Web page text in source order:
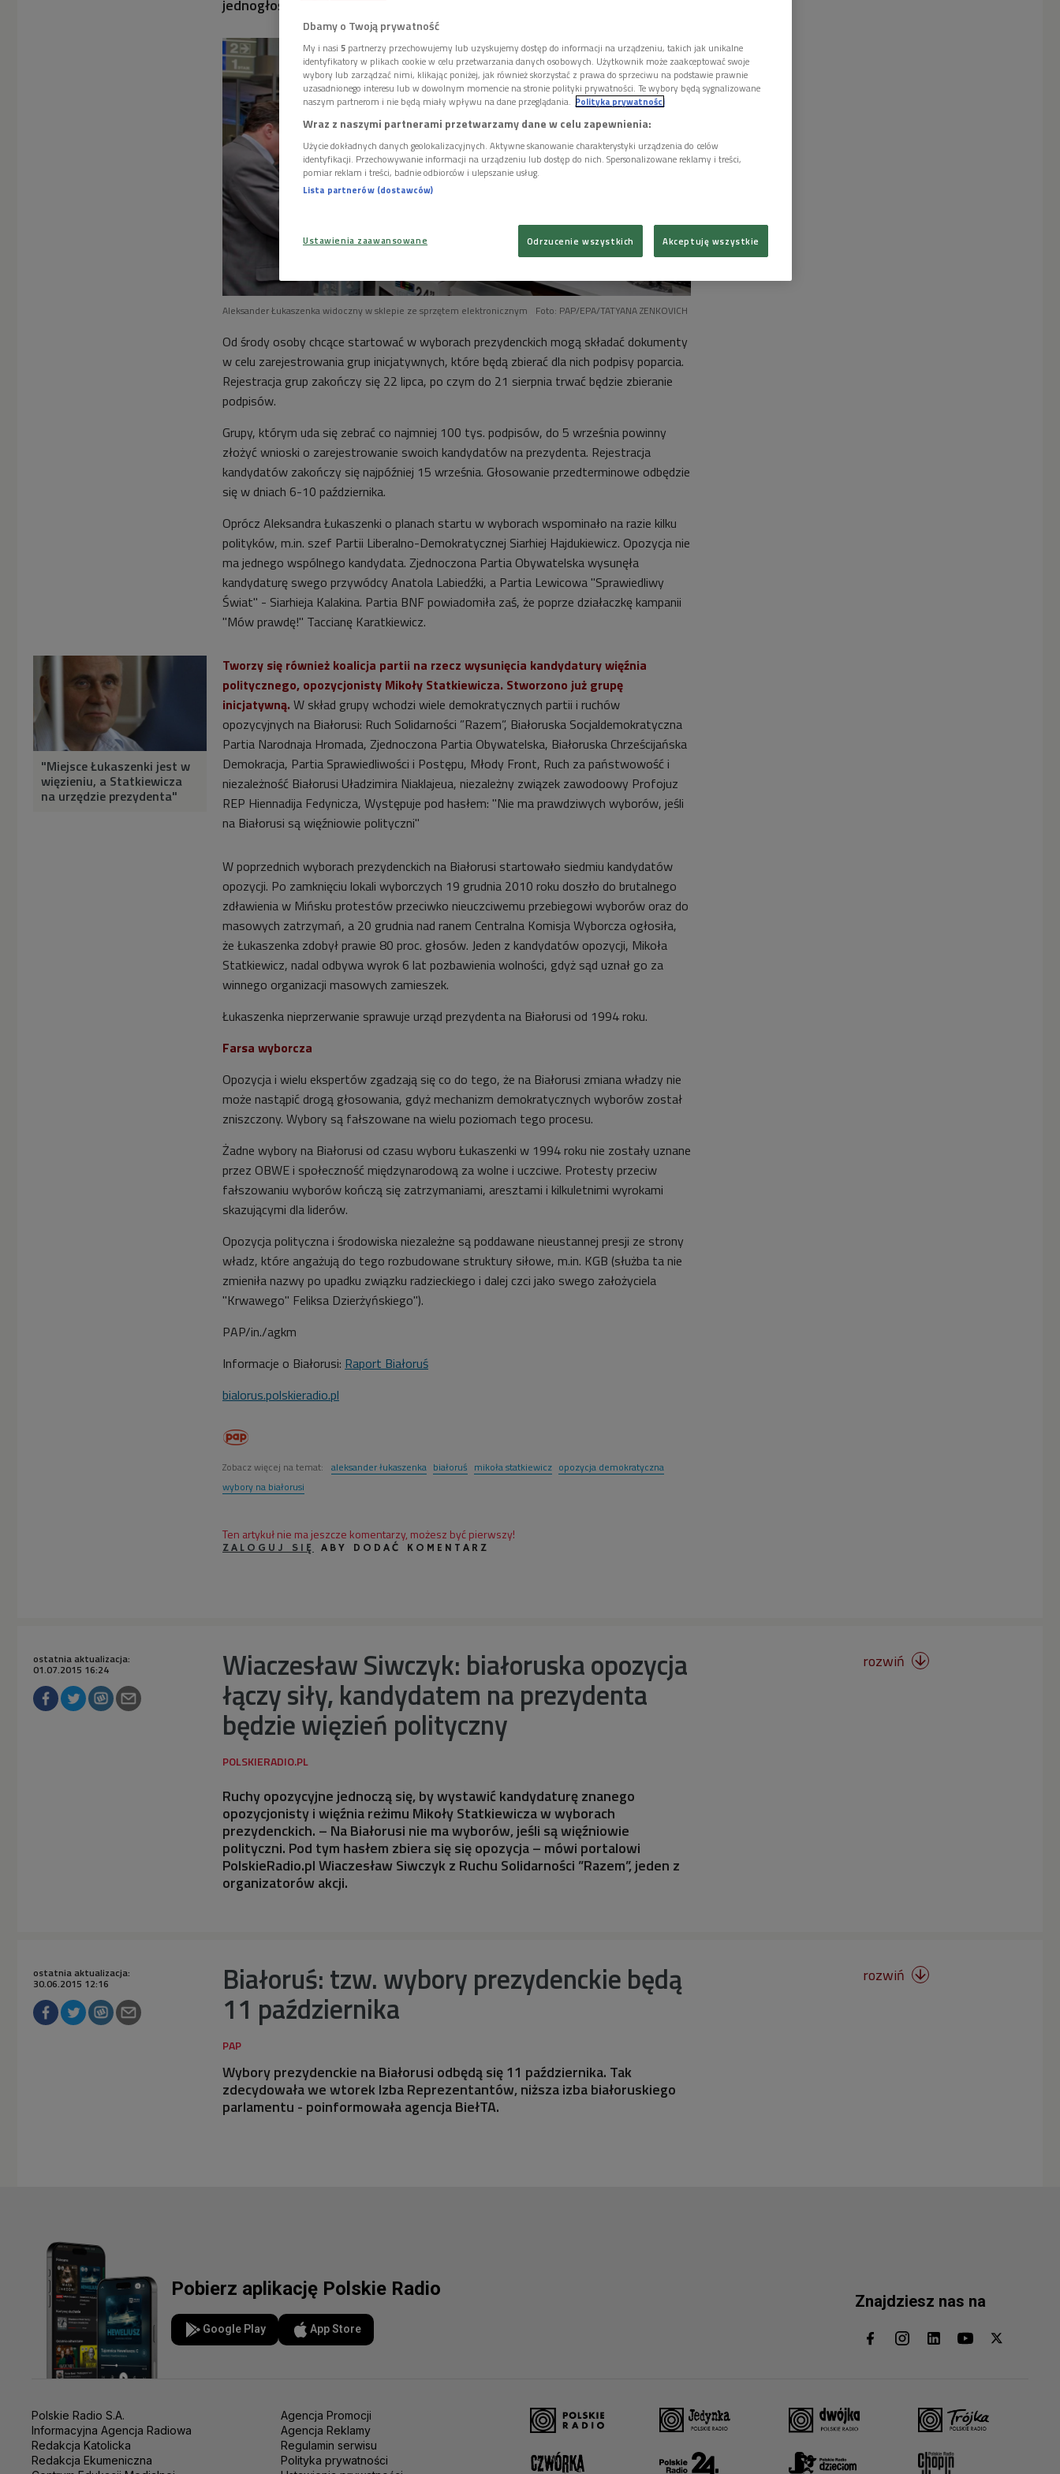
jednogłośnie wyznaczyła datę wyborów.
Aleksander Łukaszenka widoczny w sklepie ze sprzętem elektronicznym Foto: PAP/EPA/TATYANA ZENKOVICH
Od środy osoby chcące startować w wyborach prezydenckich mogą składać dokumenty
w celu zarejestrowania grup inicjatywnych, które będą zbierać dla nich podpisy poparcia.
Rejestracja grup zakończy się 22 lipca, po czym do 21 sierpnia trwać będzie zbieranie
podpisów.
Grupy, którym uda się zebrać co najmniej 100 tys. podpisów, do 5 września powinny
złożyć wnioski o zarejestrowanie swoich kandydatów na prezydenta. Rejestracja
kandydatów zakończy się najpóźniej 15 września. Głosowanie przedterminowe odbędzie
się w dniach 6-10 października.
Oprócz Aleksandra Łukaszenki o planach startu w wyborach wspominało na razie kilku
polityków, m.in. szef Partii Liberalno-Demokratycznej Siarhiej Hajdukiewicz. Opozycja nie
ma jednego wspólnego kandydata. Zjednoczona Partia Obywatelska wysunęła
kandydaturę swego przywódcy Anatola Labiedźki, a Partia Lewicowa "Sprawiedliwy
Świat" - Siarhieja Kalakina. Partia BNF powiadomiła zaś, że poprze działaczkę kampanii
"Mów prawdę!" Taccianę Karatkiewicz.
"Miejsce Łukaszenki jest w
więzieniu, a Statkiewicza
na urzędzie prezydenta"
Tworzy się również koalicja partii na rzecz wysunięcia kandydatury więźnia
politycznego, opozycjonisty Mikoły Statkiewicza. Stworzono już grupę
inicjatywną. W skład grupy wchodzi wiele demokratycznych partii i ruchów
opozycyjnych na Białorusi: Ruch Solidarności ”Razem”, Białoruska Socjaldemokratyczna
Partia Narodnaja Hromada, Zjednoczona Partia Obywatelska, Białoruska Chrześcijańska
Demokracja, Partia Sprawiedliwości i Postępu, Młody Front, Ruch za państwowość i
niezależność Białorusi Uładzimira Niaklajeua, niezależny związek zawodoowy Profojuz
REP Hiennadija Fedynicza, Występuje pod hasłem: "Nie ma prawdziwych wyborów, jeśli
na Białorusi są więźniowie polityczni"
W poprzednich wyborach prezydenckich na Białorusi startowało siedmiu kandydatów
opozycji. Po zamknięciu lokali wyborczych 19 grudnia 2010 roku doszło do brutalnego
zdławienia w Mińsku protestów przeciwko nieuczciwemu przebiegowi wyborów oraz do
masowych zatrzymań, a 20 grudnia nad ranem Centralna Komisja Wyborcza ogłosiła,
że Łukaszenka zdobył prawie 80 proc. głosów. Jeden z kandydatów opozycji, Mikoła
Statkiewicz, nadal odbywa wyrok 6 lat pozbawienia wolności, gdyż sąd uznał go za
winnego organizacji masowych zamieszek.
Łukaszenka nieprzerwanie sprawuje urząd prezydenta na Białorusi od 1994 roku.
Farsa wyborcza
Opozycja i wielu ekspertów zgadzają się co do tego, że na Białorusi zmiana władzy nie
może nastąpić drogą głosowania, gdyż mechanizm demokratycznych wyborów został
zniszczony. Wybory są fałszowane na wielu poziomach tego procesu.
Żadne wybory na Białorusi od czasu wyboru Łukaszenki w 1994 roku nie zostały uznane
przez OBWE i społeczność międzynarodową za wolne i uczciwe. Protesty przeciw
fałszowaniu wyborów kończą się zatrzymaniami, aresztami i kilkuletnimi wyrokami
skazującymi dla liderów.
Opozycja polityczna i środowiska niezależne są poddawane nieustannej presji ze strony
władz, które angażują do tego rozbudowane struktury siłowe, m.in. KGB (służba ta nie
zmieniła nazwy po upadku związku radzieckiego i dalej czci jako swego założyciela
"Krwawego" Feliksa Dzierżyńskiego").
PAP/in./agkm
Informacje o Białorusi: Raport Białoruś
bialorus.polskieradio.pl
Zobacz więcej na temat: aleksander łukaszenka białoruś mikoła statkiewicz opozycja demokratyczna
wybory na białorusi
Ten artykuł nie ma jeszcze komentarzy, możesz być pierwszy!
ZALOGUJ SIĘ ABY DODAĆ KOMENTARZ
Wiaczesław Siwczyk: białoruska opozycja
łączy siły, kandydatem na prezydenta
będzie więzień polityczny
ostatnia aktualizacja:
01.07.2015 16:24
Ruchy opozycyjne jednoczą się, by wystawić kandydaturę znanego
opozycjonisty i więźnia reżimu Mikoły Statkiewicza w wyborach
prezydenckich. – Na Białorusi nie ma wyborów, jeśli są więźniowie
polityczni. Pod tym hasłem zbiera się się opozycja – mówi portalowi
PolskieRadio.pl Wiaczesław Siwczyk z Ruchu Solidarności ”Razem”, jeden z
organizatorów akcji.
rozwiń 
Białoruś: tzw. wybory prezydenckie będą
11 października
ostatnia aktualizacja:
30.06.2015 12:16
Wybory prezydenckie na Białorusi odbędą się 11 października. Tak
zdecydowała we wtorek Izba Reprezentantów, niższa izba białoruskiego
parlamentu - poinformowała agencja BiełTA.
rozwiń 
Pobierz aplikację Polskie Radio
Google Play App Store
Znajdziesz nas na
Polskie Radio S.A.
Informacyjna Agencja Radiowa
Redakcja Katolicka
Redakcja Ekumeniczna
Agencja Promocji
Agencja Reklamy
Regulamin serwisu
Polityka prywatności
Dbamy o Twoją prywatność
My i nasi 5 partnerzy przechowujemy lub uzyskujemy dostęp do informacji na urządzeniu, takich jak unikalne
identyfikatory w plikach cookie w celu przetwarzania danych osobowych. Użytkownik może zaakceptować swoje
wybory lub zarządzać nimi, klikając poniżej, jak również skorzystać z prawa do sprzeciwu na podstawie prawnie
uzasadnionego interesu lub w dowolnym momencie na stronie polityki prywatności. Te wybory będą sygnalizowane
naszym partnerom i nie będą miały wpływu na dane przeglądania. Polityka prywatności
Wraz z naszymi partnerami przetwarzamy dane w celu zapewnienia:
Użycie dokładnych danych geolokalizacyjnych. Aktywne skanowanie charakterystyki urządzenia do celów
identyfikacji. Przechowywanie informacji na urządzeniu lub dostęp do nich. Spersonalizowane reklamy i treści,
pomiar reklam i treści, badnie odbiorców i ulepszanie usług.
Lista partnerów (dostawców)
Ustawienia zaawansowane Odrzucenie wszystkich Akceptuję wszystkie